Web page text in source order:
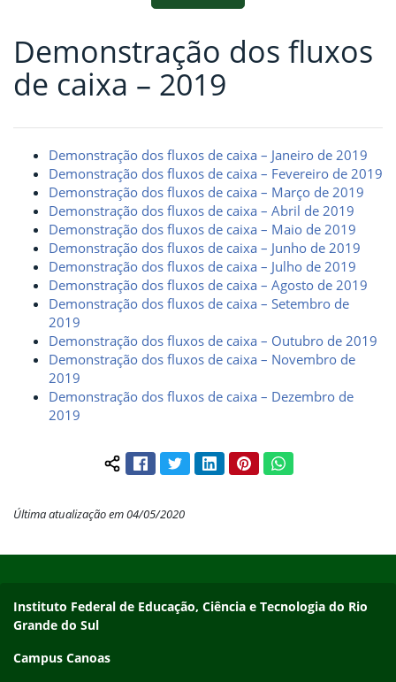
Fim da navegação
Início do conteúdo
Demonstração dos fluxos
de caixa – 2019
Demonstração dos fluxos de caixa – Janeiro de 2019
Demonstração dos fluxos de caixa – Fevereiro de 2019
Demonstração dos fluxos de caixa – Março de 2019
Demonstração dos fluxos de caixa – Abril de 2019
Demonstração dos fluxos de caixa – Maio de 2019
Demonstração dos fluxos de caixa – Junho de 2019
Demonstração dos fluxos de caixa – Julho de 2019
Demonstração dos fluxos de caixa – Agosto de 2019
Demonstração dos fluxos de caixa – Setembro de
2019
Demonstração dos fluxos de caixa – Outubro de 2019
Demonstração dos fluxos de caixa – Novembro de
2019
Demonstração dos fluxos de caixa – Dezembro de
2019
Compartilhar conteúdo:
FacebookTwitterLinkedInPinterestWhatsApp
Última atualização em 04/05/2020
Instituto Federal de Educação, Ciência e Tecnologia do Rio
Grande do Sul
Campus Canoas